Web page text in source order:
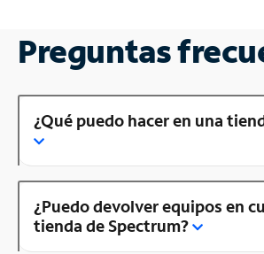
Preguntas
¿Qué puedo hacer en una
¿Puedo devolver equipos en
tienda de Spectrum?